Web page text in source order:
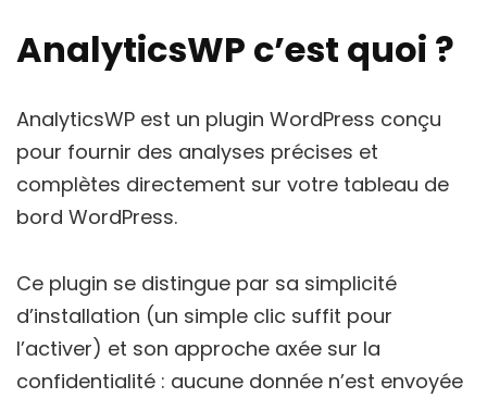
AnalyticsWP c’est quoi ?
AnalyticsWP est un plugin WordPress conçu
pour fournir des analyses précises et
complètes directement sur votre tableau de
bord WordPress.
Ce plugin se distingue par sa simplicité
d’installation (un simple clic suffit pour
l’activer) et son approche axée sur la
confidentialité : aucune donnée n’est envoyée